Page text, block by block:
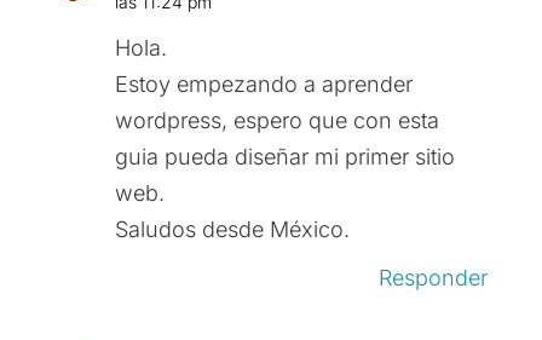
Hola.
Estoy empezando a aprender
wordpress, espero que con esta
guia pueda diseñar mi primer sitio
web.
Saludos desde México.
Responder